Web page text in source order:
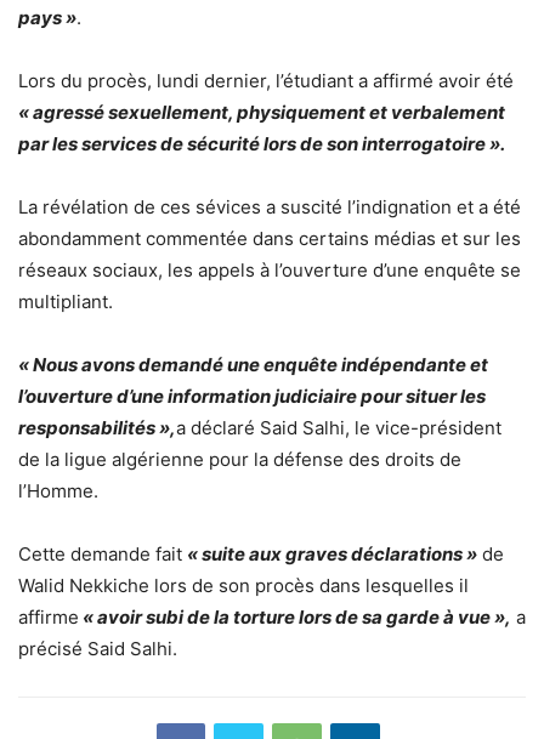
pays ».
Lors du procès, lundi dernier, l’étudiant a affirmé avoir été
« agressé sexuellement, physiquement et verbalement
par les services de sécurité lors de son interrogatoire ».
La révélation de ces sévices a suscité l’indignation et a été
abondamment commentée dans certains médias et sur les
réseaux sociaux, les appels à l’ouverture d’une enquête se
multipliant.
« Nous avons demandé une enquête indépendante et
l’ouverture d’une information judiciaire pour situer les
responsabilités »,a déclaré Said Salhi, le vice-président
de la ligue algérienne pour la défense des droits de
l’Homme.
Cette demande fait « suite aux graves déclarations » de
Walid Nekkiche lors de son procès dans lesquelles il
affirme « avoir subi de la torture lors de sa garde à vue », a
précisé Said Salhi.